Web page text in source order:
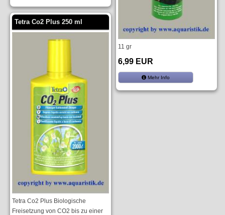
Tetra Co2 Plus 250 ml
Tetra Co2 Plus Biologische
Freisetzung von CO2 bis zu einer
11 gr
6,99 EUR
Mehr Info